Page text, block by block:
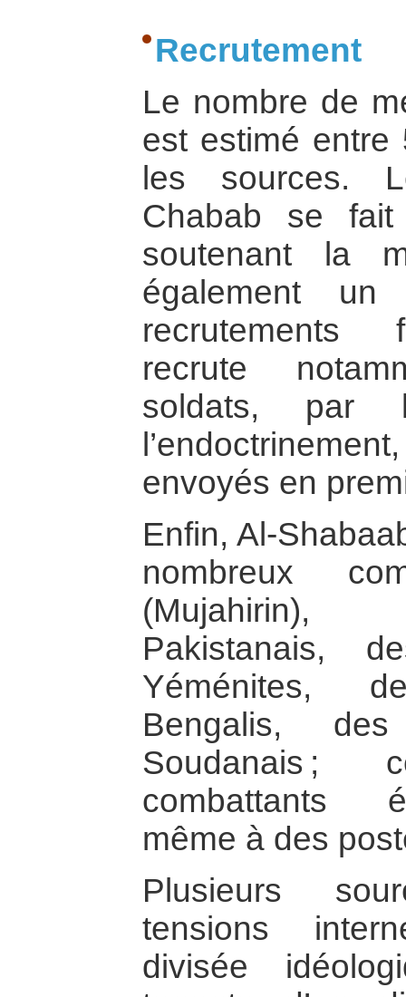
Recrutement
Le nombre de
est estimé
les sources.
Chabab se
soutenant la
également
recrutements
recrute
soldats,
envoyés en
Enfin, Al-
nombreux
(Mujahirin),
Pakistanais,
Yéménites,
Bengalis,
Soudanais
combattants
même à des
Plusieurs
tensions
divisée